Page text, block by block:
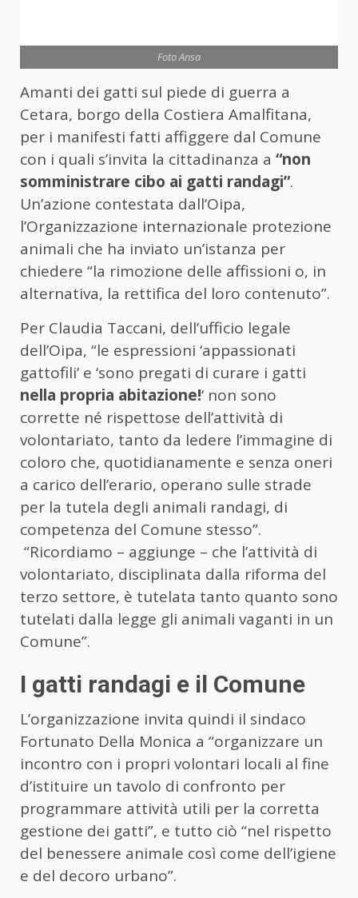
Foto Ansa
Amanti dei gatti sul piede di guerra a
Cetara, borgo della Costiera Amalfitana,
per i manifesti fatti affiggere dal Comune
con i quali s’invita la cittadinanza a “non
somministrare cibo ai gatti randagi”.
Un’azione contestata dall’Oipa,
l’Organizzazione internazionale protezione
animali che ha inviato un’istanza per
chiedere “la rimozione delle affissioni o, in
alternativa, la rettifica del loro contenuto”.
Per Claudia Taccani, dell’ufficio legale
dell’Oipa, “le espressioni ‘appassionati
gattofili’ e ‘sono pregati di curare i gatti
nella propria abitazione!‘ non sono
corrette né rispettose dell’attività di
volontariato, tanto da ledere l’immagine di
coloro che, quotidianamente e senza oneri
a carico dell’erario, operano sulle strade
per la tutela degli animali randagi, di
competenza del Comune stesso”.
“Ricordiamo – aggiunge – che l’attività di
volontariato, disciplinata dalla riforma del
terzo settore, è tutelata tanto quanto sono
tutelati dalla legge gli animali vaganti in un
Comune”.
I gatti randagi e il Comune
L’organizzazione invita quindi il sindaco
Fortunato Della Monica a “organizzare un
incontro con i propri volontari locali al fine
d’istituire un tavolo di confronto per
programmare attività utili per la corretta
gestione dei gatti”, e tutto ciò “nel rispetto
del benessere animale così come dell’igiene
e del decoro urbano”.